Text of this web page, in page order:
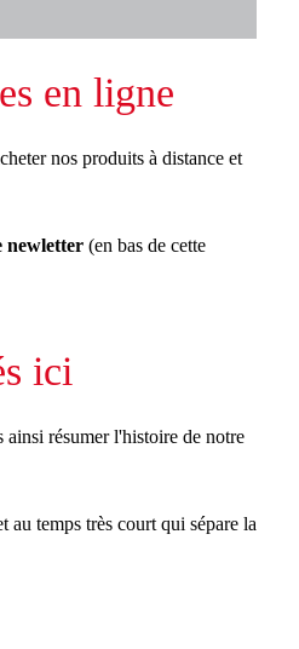
en ligne
nos produits à distance et
newletter (en bas de cette
ici
résumer l'histoire de notre
au temps très court qui sépare la